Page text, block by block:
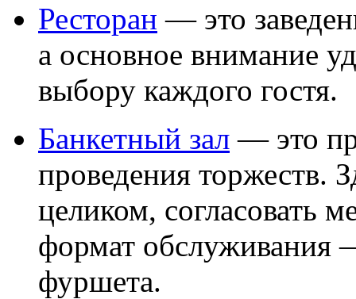
Ресторан — это
а основное внимание
выбору каждого гостя.
Банкетный зал — это
проведения торжеств.
целиком, согласовать
формат обслуживания
фуршета.